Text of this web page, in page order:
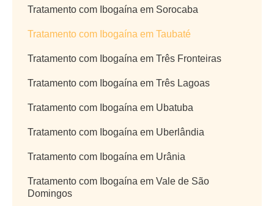
Tratamento com Ibogaína em Sorocaba
Tratamento com Ibogaína em Taubaté
Tratamento com Ibogaína em Três Fronteiras
Tratamento com Ibogaína em Três Lagoas
Tratamento com Ibogaína em Ubatuba
Tratamento com Ibogaína em Uberlândia
Tratamento com Ibogaína em Urânia
Tratamento com Ibogaína em Vale de São
Domingos